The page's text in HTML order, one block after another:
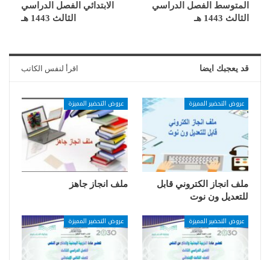
المتوسط الفصل الدراسي
الثالث 1443 هـ
الابتدائي الفصل الدراسي
الثالث 1443 هـ
قد يعجبك ايضا اقرأ لنفس الكاتب
عروض التحضير المميزة
ملف انجاز الكتروني قابل
للتعديل ون نوت
عروض التحضير المميزة
ملف انجاز جاهز
عروض التحضير المميزة عروض التحضير المميزة